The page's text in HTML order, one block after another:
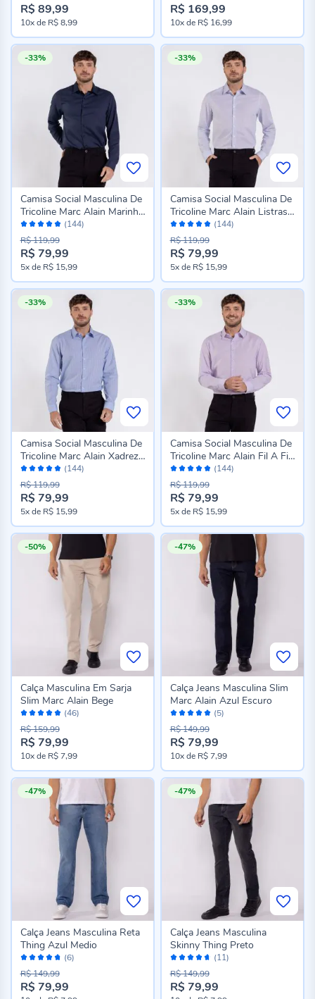
R$ 89,99
10xde R$ 8,99
R$ 169,99
10xde R$ 16,99
-33%
Avaliação:
96%
(144)
Camisa Social Masculina De
Tricoline Marc Alain Marinho
Maquineta
R$ 79,99
R$ 119,99
5xde R$ 15,99
-33%
Avaliação:
96%
(144)
Camisa Social Masculina De
Tricoline Marc Alain Listras
Azul
R$ 79,99
R$ 119,99
5xde R$ 15,99
-33%
Avaliação:
96%
(144)
Camisa Social Masculina De
Tricoline Marc Alain Xadrez
Azul
R$ 79,99
R$ 119,99
5xde R$ 15,99
-33%
Avaliação:
96%
(144)
Camisa Social Masculina De
Tricoline Marc Alain Fil A Fil
Rosa
R$ 79,99
R$ 119,99
5xde R$ 15,99
-50%
Avaliação:
96%
(46)
Calça Masculina Em Sarja
Slim Marc Alain Bege
R$ 79,99
R$ 159,99
10xde R$ 7,99
-47%
Avaliação:
100%
(5)
Calça Jeans Masculina Slim
Marc Alain Azul Escuro
R$ 79,99
R$ 149,99
10xde R$ 7,99
-47%
Avaliação:
94%
(6)
Calça Jeans Masculina Reta
Thing Azul Medio
R$ 79,99
R$ 149,99
-47%
Avaliação:
92%
(11)
Calça Jeans Masculina
Skinny Thing Preto
R$ 79,99
R$ 149,99